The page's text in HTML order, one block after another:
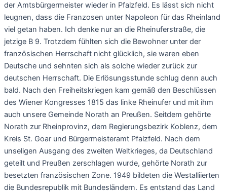
der Amtsbürgermeister wieder in Pfalzfeld. Es lässt sich nicht
leugnen, dass die Franzosen unter Napoleon für das Rheinland
viel getan haben. Ich denke nur an die Rheinuferstraße, die
jetzige B 9. Trotzdem fühlten sich die Bewohner unter der
französischen Herrschaft nicht glücklich, sie waren eben
Deutsche und sehnten sich als solche wieder zurück zur
deutschen Herrschaft. Die Erlösungsstunde schlug denn auch
bald. Nach den Freiheitskriegen kam gemäß den Beschlüssen
des Wiener Kongresses 1815 das linke Rheinufer und mit ihm
auch unsere Gemeinde Norath an Preußen. Seitdem gehörte
Norath zur Rheinprovinz, dem Regierungsbezirk Koblenz, dem
Kreis St. Goar und Bürgermeisteramt Pfalzfeld. Nach dem
unseligen Ausgang des zweiten Weltkrieges, da Deutschland
geteilt und Preußen zerschlagen wurde, gehörte Norath zur
besetzten französischen Zone. 1949 bildeten die Westalliierten
die Bundesrepublik mit Bundesländern. Es entstand das Land